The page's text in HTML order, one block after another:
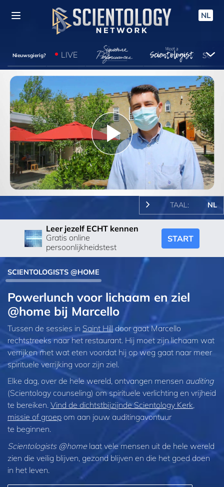
NL
Nieuwsgierig? LIVE
Play
Video
TAAL: NL
Leer jezelf ECHT kennen
Gratis online
persoonlijkheidstest
START
SCIENTOLOGISTS @HOME
Powerlunch voor lichaam en ziel
@home bij Marcello
Tussen de sessies in Saint Hilldoor gaat Marcello
rechtstreeks naar het restaurant. Hij moet zijn lichaam wat
verrijken met wat eten voordat hij op weg gaat naar meer
spirituele verrijking voor zijn ziel.
Elke dag, over de hele wereld, ontvangen mensen auditing
(Scientology counseling) om spirituele verlichting en vrijheid
te bereiken. Vind de dichtstbijzijnde Scientology Kerk,
missie of groep om aan jouw auditingavontuur
te beginnen.
Scientologists @home laat vele mensen uit de hele wereld
zien die veilig blijven, gezond blijven en die het goed doen
in het leven.